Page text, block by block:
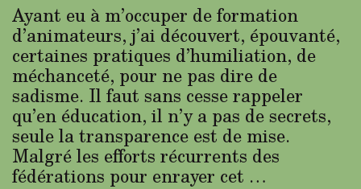
Ayant eu à m’occuper de formation
d’animateurs, j’ai découvert, épouvanté,
certaines pratiques d’humiliation, de
méchanceté, pour ne pas dire de
sadisme. Il faut sans cesse rappeler
qu’en éducation, il n’y a pas de secrets,
seule la transparence est de mise.
Malgré les efforts récurrents des
fédérations pour enrayer cet …